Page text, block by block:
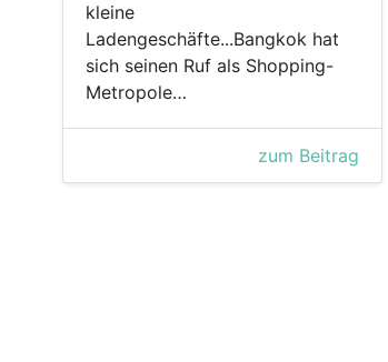
kleine
Ladengeschäfte...Bangkok hat
sich seinen Ruf als Shopping-
Metropole…
zum Beitrag